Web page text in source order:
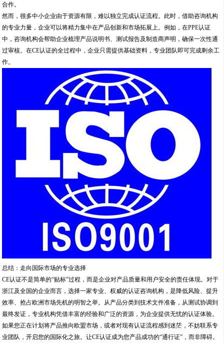
合作。
然而，很多中小企业由于资源有限，难以独立完成认证流程。此时，借助咨询机构
的专业力量，企业可以将精力集中在产品创新和市场拓展上。例如，在PPE认证
中，咨询机构会帮助企业梳理产品说明书、测试报告及制造商声明，确保一次性通
过审核。在CE认证的全过程中，企业只需提供基础资料，专业团队即可完成剩余工
作。
总结：走向国际市场的专业选择
CE认证不是简单的“贴标”过程，而是企业对产品质量和用户安全的责任体现。对于
浙江及全国的企业而言，选择一家专业、权威的认证咨询机构，是降低风险、提升
效率、抢占欧洲市场先机的明智之举。从产品分类到技术文件准备，从测试协调到
最终发证，专业机构凭借丰富的经验和广泛的资源，为企业提供无忧的认证体验。
如果您正在计划将产品推向欧盟市场，或者对现有认证流程感到迷茫，不妨联系专
业团队，开启您的国际化之旅。让CE认证成为您产品成功的“通行证”，而非障碍。